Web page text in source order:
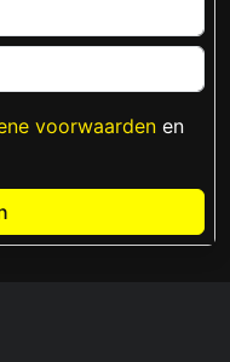
voorwaarden en